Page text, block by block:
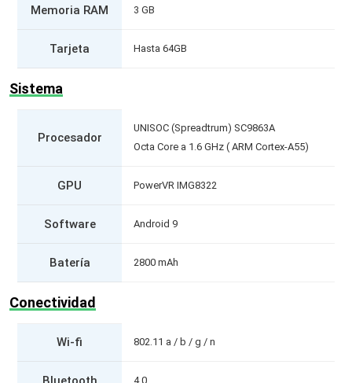
Memoria RAM 3 GB
Tarjeta Hasta 64GB
Sistema
Procesador
UNISOC (Spreadtrum) SC9863A
Octa Core a 1.6 GHz ( ARM Cortex-A55)
GPU PowerVR IMG8322
Software Android 9
Batería 2800 mAh
Conectividad
Wi-fi 802.11 a / b / g / n
4.0